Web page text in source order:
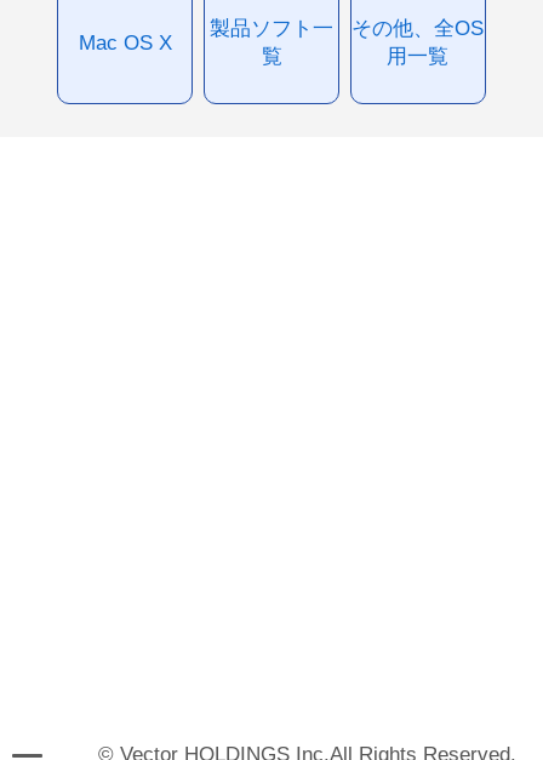
Mac OS X
製品ソフト一
覧
その他、全OS
用一覧
© Vector HOLDINGS Inc.All Rights Reserved.